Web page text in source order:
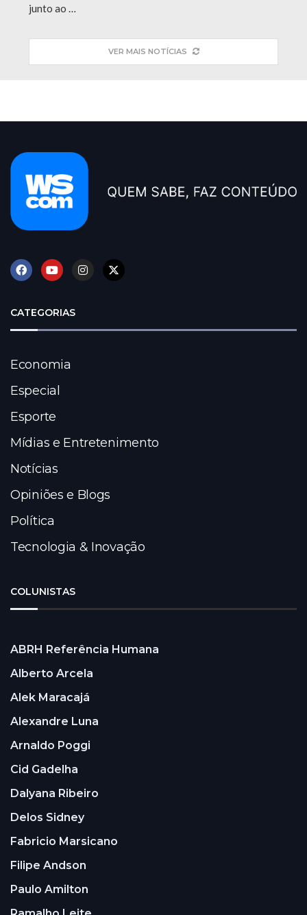
junto ao …
VER MAIS NOTÍCIAS
CATEGORIAS
Economia
Especial
Esporte
Mídias e Entretenimento
Notícias
Opiniões e Blogs
Política
Tecnologia & Inovação
COLUNISTAS
ABRH Referência Humana
Alberto Arcela
Alek Maracajá
Alexandre Luna
Arnaldo Poggi
Cid Gadelha
Dalyana Ribeiro
Delos Sidney
Fabricio Marsicano
Filipe Andson
Paulo Amilton